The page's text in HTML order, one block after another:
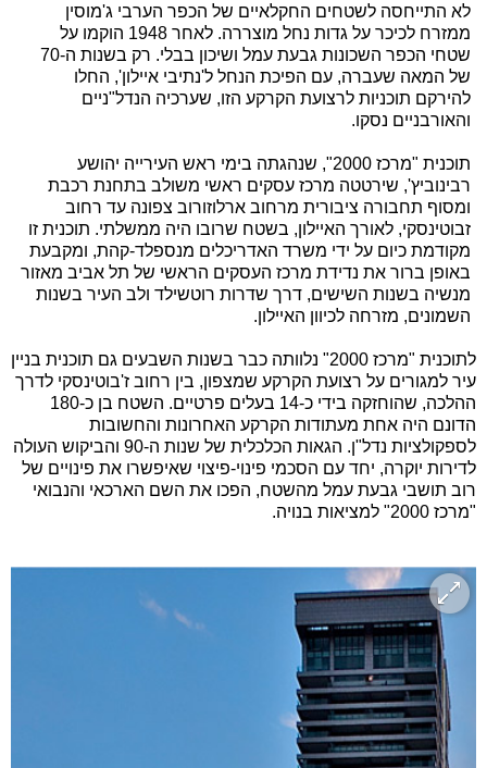
לא התייחסה לשטחים החקלאיים של הכפר הערבי ג'מוסין
ממזרח לכיכר על גדות נחל מוצררה. לאחר 1948 הוקמו על
שטחי הכפר השכונות גבעת עמל ושיכון בבלי. רק בשנות ה-70
של המאה שעברה, עם הפיכת הנחל ל'נתיבי איילון', החלו
להירקם תוכניות לרצועת הקרקע הזו, שערכיה הנדל"ניים
והאורבניים נסקו.
תוכנית "מרכז 2000", שנהגתה בימי ראש העירייה יהושע
רבינוביץ', שירטטה מרכז עסקים ראשי משולב בתחנת רכבת
ומסוף תחבורה ציבורית מרחוב ארלוזורוב צפונה עד רחוב
זבוטינסקי, לאורך האיילון, בשטח שרובו היה ממשלתי. תוכנית זו
מקודמת כיום על ידי משרד האדריכלים מנספלד-קהת, ומקבעת
באופן ברור את נדידת מרכז העסקים הראשי של תל אביב מאזור
מנשיה בשנות השישים, דרך שדרות רוטשילד ולב העיר בשנות
השמונים, מזרחה לכיוון האיילון.
לתוכנית "מרכז 2000" נלוותה כבר בשנות השבעים גם תוכנית בניין
עיר למגורים על רצועת הקרקע שמצפון, בין רחוב ז'בוטינסקי לדרך
ההלכה, שהוחזקה בידי כ-14 בעלים פרטיים. השטח בן כ-180
הדונם היה אחת מעתודות הקרקע האחרונות והחשובות
לספקולציות נדל"ן. הגאות הכלכלית של שנות ה-90 והביקוש העולה
לדירות יוקרה, יחד עם הסכמי פינוי-פיצוי שאיפשרו את פינויים של
רוב תושבי גבעת עמל מהשטח, הפכו את השם הארכאי והנבואי
"מרכז 2000" למציאות בנויה.